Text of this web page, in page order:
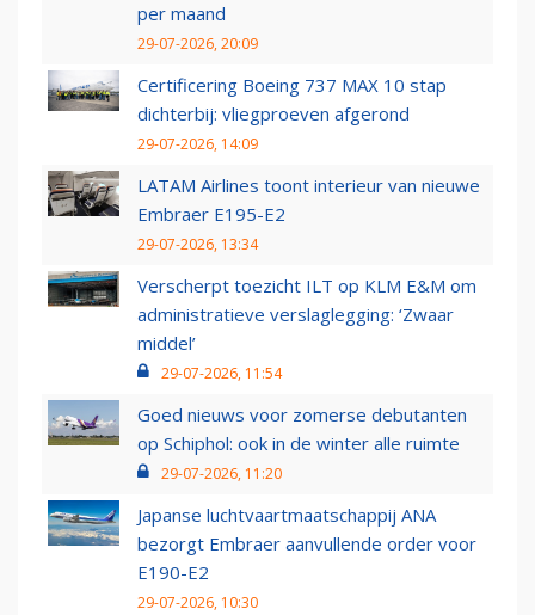
per maand
29-07-2026, 20:09
Certificering Boeing 737 MAX 10 stap
dichterbij: vliegproeven afgerond
29-07-2026, 14:09
LATAM Airlines toont interieur van nieuwe
Embraer E195-E2
29-07-2026, 13:34
Verscherpt toezicht ILT op KLM E&M om
administratieve verslaglegging: ‘Zwaar
middel’
29-07-2026, 11:54
Goed nieuws voor zomerse debutanten
op Schiphol: ook in de winter alle ruimte
29-07-2026, 11:20
Japanse luchtvaartmaatschappij ANA
bezorgt Embraer aanvullende order voor
E190-E2
29-07-2026, 10:30